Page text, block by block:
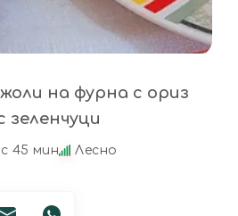
на фурна с ориз
зеленчуци
45 мин Лесно